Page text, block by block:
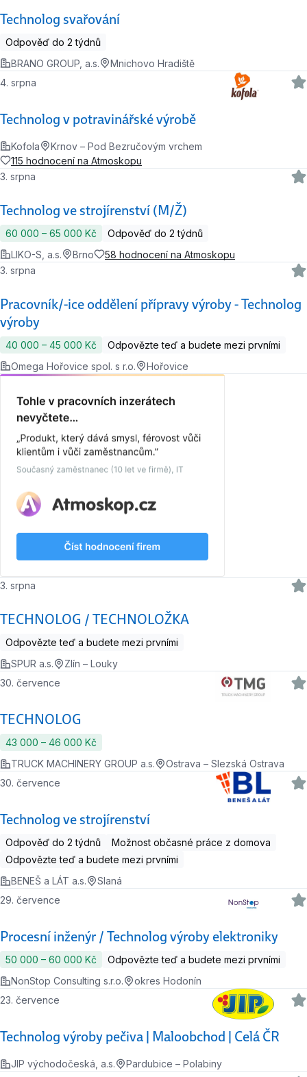
Technolog svařování
Odpověď do 2 týdnů
BRANO GROUP, a.s.
Mnichovo Hradiště
Technolog v potravinářské výrobě
4. srpna
Kofola
Krnov – Pod Bezručovým vrchem
115 hodnocení na Atmoskopu
Technolog ve strojírenství (M/Ž)
3. srpna
60 000 ‍–‍ 65 000 Kč
Odpověď do 2 týdnů
LIKO-S, a.s.
Brno 58 hodnocení na Atmoskopu
Pracovník/-ice oddělení přípravy výroby - Technolog
výroby
3. srpna
40 000 ‍–‍ 45 000 Kč
Odpovězte teď a budete mezi prvními
Omega Hořovice spol. s r.o.
Hořovice
TECHNOLOG / TECHNOLOŽKA
3. srpna
Odpovězte teď a budete mezi prvními
SPUR a.s.
Zlín – Louky
TECHNOLOG
30. července
43 000 ‍–‍ 46 000 Kč
TRUCK MACHINERY GROUP a.s.
Ostrava – Slezská Ostrava
Technolog ve strojírenství
30. července
Odpověď do 2 týdnů
Možnost občasné práce z domova
Odpovězte teď a budete mezi prvními
BENEŠ a LÁT a.s.
Slaná
Procesní inženýr / Technolog výroby elektroniky
29. července
50 000 ‍–‍ 60 000 Kč
Odpovězte teď a budete mezi prvními
NonStop Consulting s.r.o.
okres Hodonín
Technolog výroby pečiva | Maloobchod | Celá ČR
23. července
JIP východočeská, a.s. Pardubice – Polabiny